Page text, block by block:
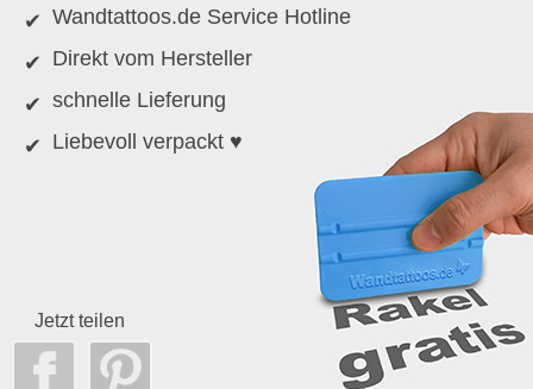
Wandtattoos.de Service Hotline
Direkt vom Hersteller
schnelle Lieferung
Liebevoll verpackt ♥
Jetzt teilen